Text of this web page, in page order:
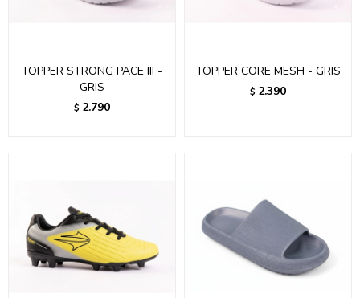
TOPPER STRONG PACE III -
GRIS
$ 2.790
TOPPER CORE MESH - GRIS
$ 2.390